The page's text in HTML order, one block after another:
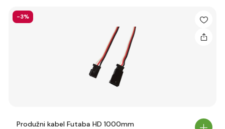
-3%
Produžni kabel Futaba HD 1000mm